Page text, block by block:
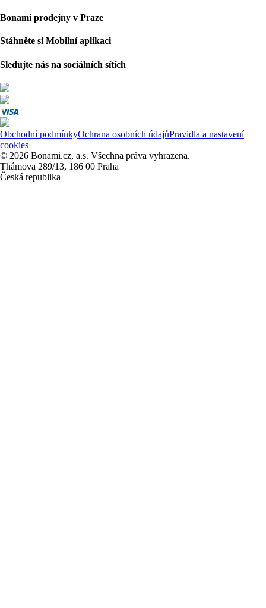
Bonami prodejny v Praze
Stáhněte si Mobilní aplikaci
Sledujte nás na sociálních sítích
Obchodní podmínkyOchrana osobních údajůPravidla a nastavení
cookies
© 2026 Bonami.cz, a.s. Všechna práva vyhrazena.
Thámova 289/13, 186 00 Praha
Česká republika